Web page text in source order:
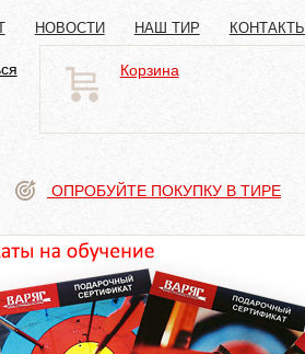
НОВОСТИ НАШ ТИР КОНТАКТЫ
Корзина
ОПРОБУЙТЕ ПОКУПКУ В ТИРЕ